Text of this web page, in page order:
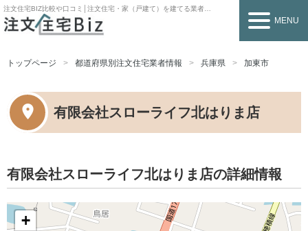
注文住宅BIZ比較や口コミ│注文住宅・家（戸建て）を建てる業者を探すなら
MENU
トップページ 都道府県別注文住宅業者情報 兵庫県 加東市
有限会社スローライフ北はりま店
有限会社スローライフ北はりま店の詳細情報
+